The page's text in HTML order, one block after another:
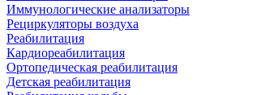
Иммунологические анализаторы
Рециркуляторы воздуха
Реабилитация
Кардиореабилитация
Ортопедическая реабилитация
Детская реабилитация